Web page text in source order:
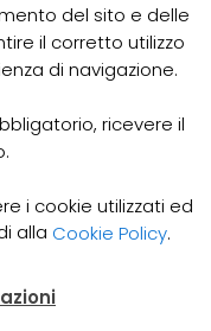
domestiche,
è disponibile un
fognarie. Lo
essenziale
cattivi odori e
pozzi neri
mediante
e rimuovere le
all’interno del
Il Mio
del sito e delle
il corretto utilizzo
di navigazione.
ricevere il
i cookie utilizzati ed
alla Cookie Policy.